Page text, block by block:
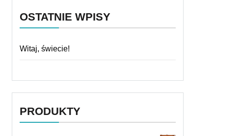
OSTATNIE WPISY
Witaj, świecie!
PRODUKTY